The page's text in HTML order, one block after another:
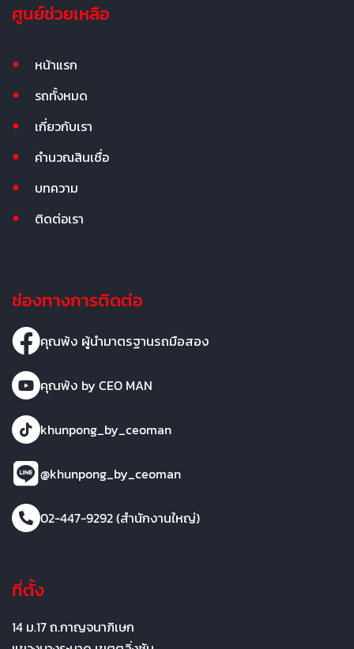
ศูนย์ช่วยเหลือ
หน้าแรก
รถทั้งหมด
เกี่ยวกับเรา
คำนวณสินเชื่อ
บทความ
ติดต่อเรา
ช่องทางการติดต่อ
คุณพ้ง ผู้นำมาตรฐานรถมือสอง
คุณพ้ง by CEO MAN
khunpong_by_ceoman
@khunpong_by_ceoman
02-447-9292 (สำนักงานใหญ่)
ที่ตั้ง
14 ม.17 ถ.กาญจนาภิเษก